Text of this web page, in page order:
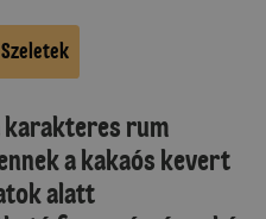
Szeletek
karakteres rum
a kakaós kevert
alatt